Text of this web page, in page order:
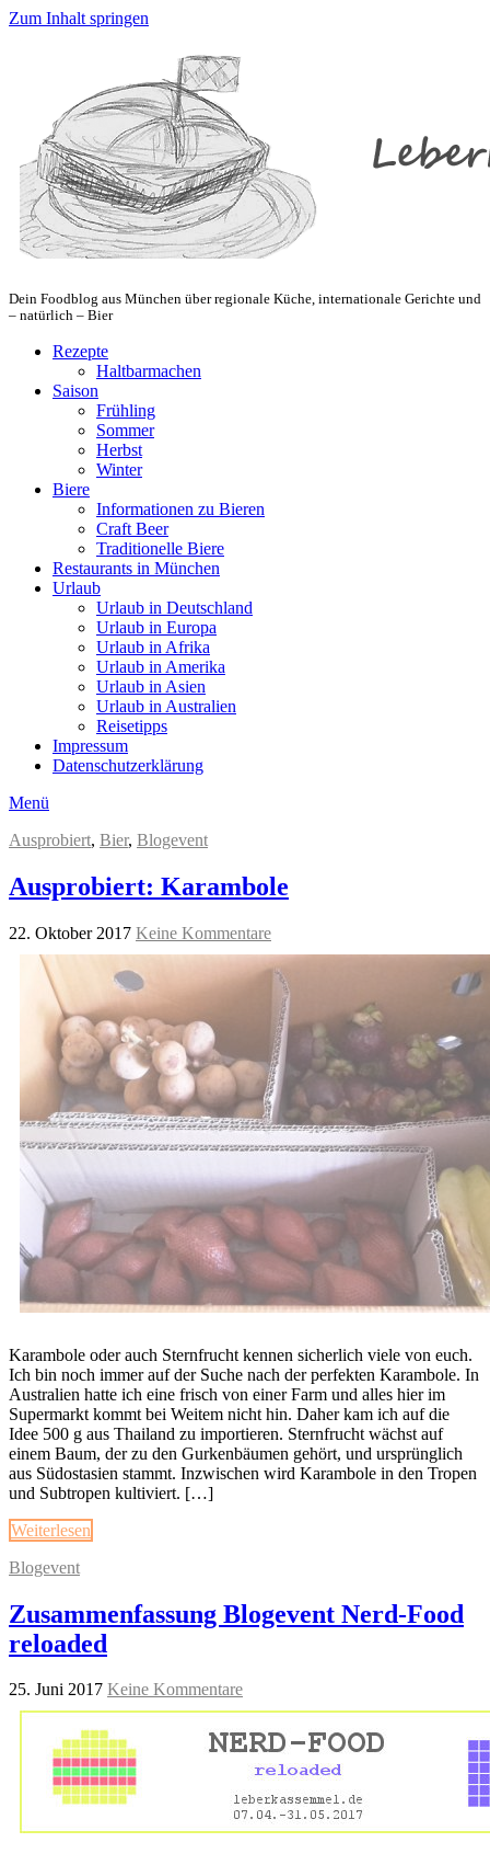
Zum Inhalt springen
Dein Foodblog aus München über regionale Küche, internationale Gerichte und
– natürlich – Bier
Rezepte
Haltbarmachen
Saison
Frühling
Sommer
Herbst
Winter
Biere
Informationen zu Bieren
Craft Beer
Traditionelle Biere
Restaurants in München
Urlaub
Urlaub in Deutschland
Urlaub in Europa
Urlaub in Afrika
Urlaub in Amerika
Urlaub in Asien
Urlaub in Australien
Reisetipps
Impressum
Datenschutzerklärung
Menü
Ausprobiert, Bier, Blogevent
Ausprobiert: Karambole
22. Oktober 2017 Keine Kommentare
Karambole oder auch Sternfrucht kennen sicherlich viele von euch.
Ich bin noch immer auf der Suche nach der perfekten Karambole. In
Australien hatte ich eine frisch von einer Farm und alles hier im
Supermarkt kommt bei Weitem nicht hin. Daher kam ich auf die
Idee 500 g aus Thailand zu importieren. Sternfrucht wächst auf
einem Baum, der zu den Gurkenbäumen gehört, und ursprünglich
aus Südostasien stammt. Inzwischen wird Karambole in den Tropen
und Subtropen kultiviert. […]
Weiterlesen
Blogevent
Zusammenfassung Blogevent Nerd-Food
reloaded
25. Juni 2017 Keine Kommentare